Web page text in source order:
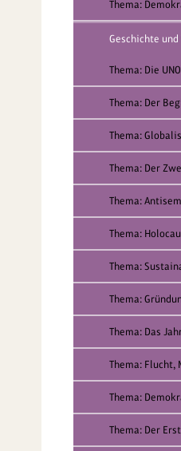
Thema:
Geschichte
Thema: Die UNO
Thema: Der
Thema:
Thema: Der
Thema:
Thema:
Thema:
Thema:
Thema: Das
Thema:
Thema:
Thema: Der